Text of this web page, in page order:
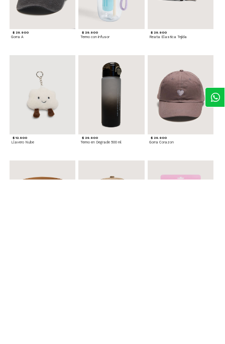
$ 29.900
Gorra A
$ 29.900
Termo con infusor
$ 29.900
Reata Elastica Tejida
$ 12.900
Llavero Nube
$ 29.900
Termo en Degrade 500 ml
$ 29.900
Gorra Corazon